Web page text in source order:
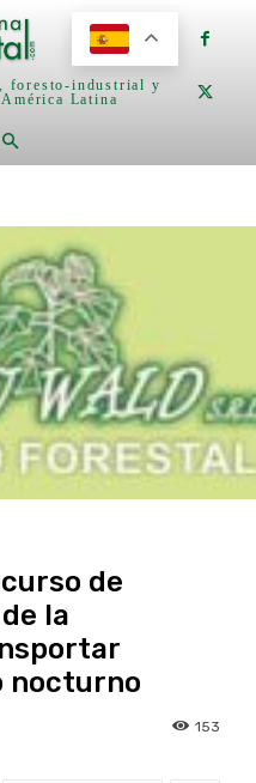
foresto-industrial y
Latina
de
la
nocturno
153